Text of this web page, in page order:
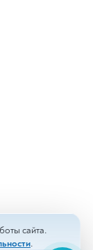
сайта.
.